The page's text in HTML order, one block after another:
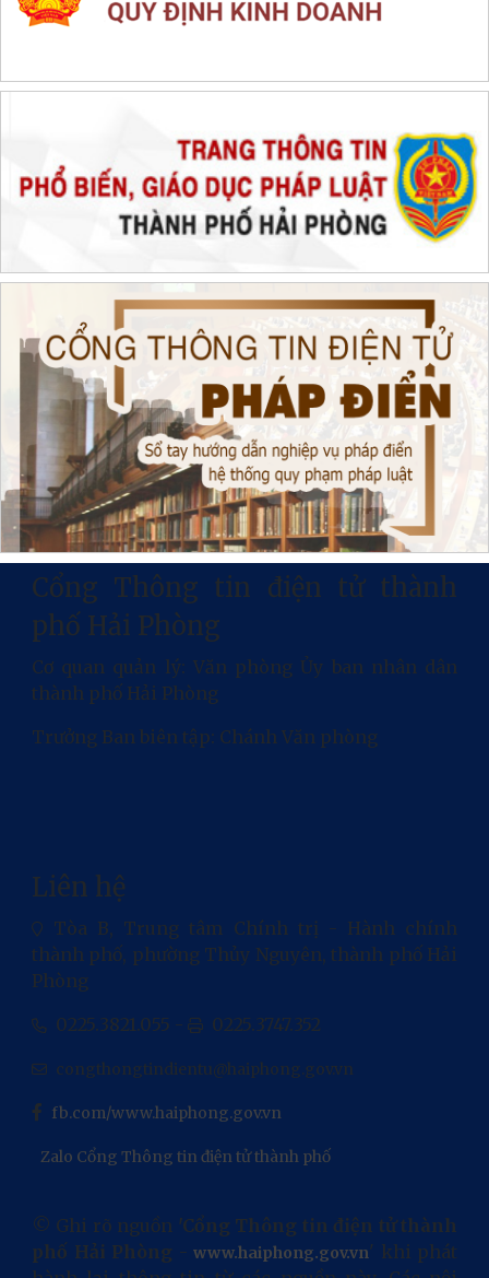
Cổng Thông tin điện tử thành
phố Hải Phòng
Cơ quan quản lý: Văn phòng Ủy ban nhân dân
thành phố Hải Phòng
Trưởng Ban biên tập: Chánh Văn phòng
Liên hệ
Tòa B, Trung tâm Chính trị - Hành chính
thành phố, phường Thủy Nguyên, thành phố Hải
Phòng
0225.3821.055 -
0225.3747.352
congthongtindientu@haiphong.gov.vn
fb.com/www.haiphong.gov.vn
Zalo Cổng Thông tin điện tử thành phố
© Ghi rõ nguồn 'Cổng Thông tin điện tử thành
phố Hải Phòng - www.haiphong.gov.vn' khi phát